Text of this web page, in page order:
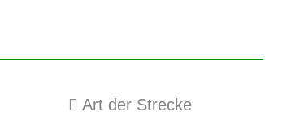
Art der Strecke